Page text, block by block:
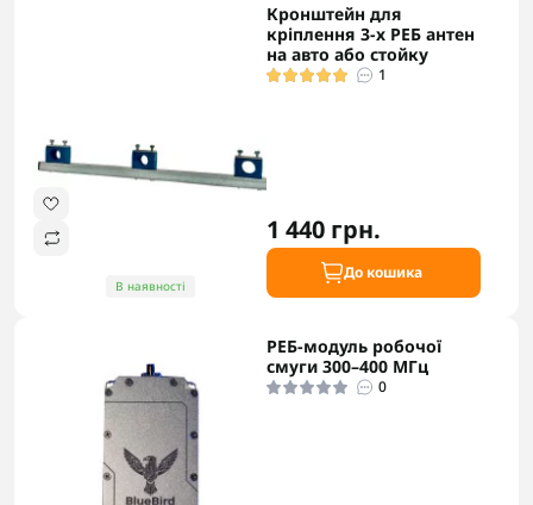
В наявності
Кронштейн для
кріплення 3-х РЕБ антен
на авто або стойку
1
1 440 грн.
До кошика
РЕБ-модуль робочої
смуги 300–400 МГц
0